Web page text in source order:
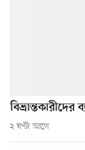
বিভ্রান্তকারীদের
২ ঘণ্টা আগে